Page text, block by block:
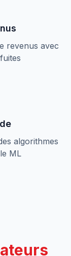
revenus avec
algorithmes
ML